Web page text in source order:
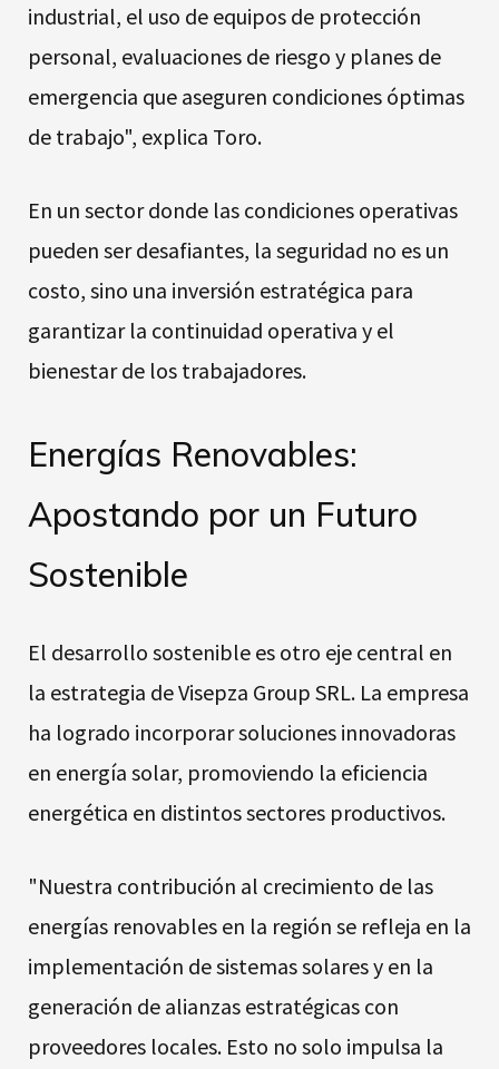
industrial, el uso de equipos de protección
personal, evaluaciones de riesgo y planes de
emergencia que aseguren condiciones óptimas
de trabajo", explica Toro.
En un sector donde las condiciones operativas
pueden ser desafiantes, la seguridad no es un
costo, sino una inversión estratégica para
garantizar la continuidad operativa y el
bienestar de los trabajadores.
Energías Renovables:
Apostando por un Futuro
Sostenible
El desarrollo sostenible es otro eje central en
la estrategia de Visepza Group SRL. La empresa
ha logrado incorporar soluciones innovadoras
en energía solar, promoviendo la eficiencia
energética en distintos sectores productivos.
"Nuestra contribución al crecimiento de las
energías renovables en la región se refleja en la
implementación de sistemas solares y en la
generación de alianzas estratégicas con
proveedores locales. Esto no solo impulsa la